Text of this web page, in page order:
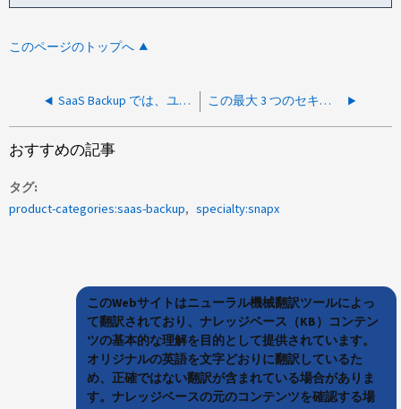
このページのトップへ
SaaS Backup では、ユーザメールボックスのポイントインタイムリストアを実行できますか この最大 3 つのセキュリティグループを 7 つのセキュリティグループに拡張できますか。
おすすめの記事
タグ
product-categories:saas-backup
specialty:snapx
このWebサイトはニューラル機械翻訳ツールによっ
て翻訳されており、ナレッジベース（KB）コンテン
ツの基本的な理解を目的として提供されています。
オリジナルの英語を文字どおりに翻訳しているた
め、正確ではない翻訳が含まれている場合がありま
す。ナレッジベースの元のコンテンツを確認する場